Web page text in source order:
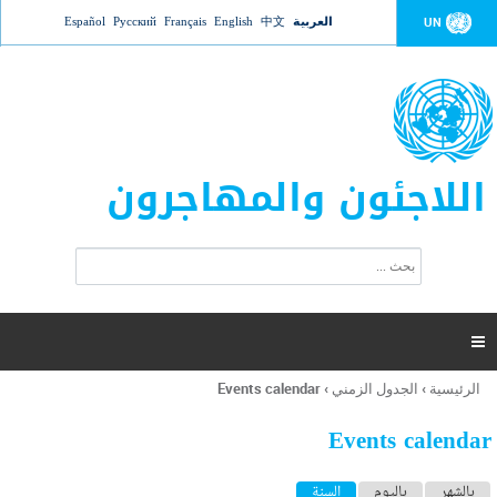
Jump to navigation UN العربية 中文
English
Français
Русский
Español
اللاجئون والمهاجرون
ت
ر
ل
ح
ب

أنت
هنا
الرئيسية › الجدول الزمني ›
Events calendar
Events calendar